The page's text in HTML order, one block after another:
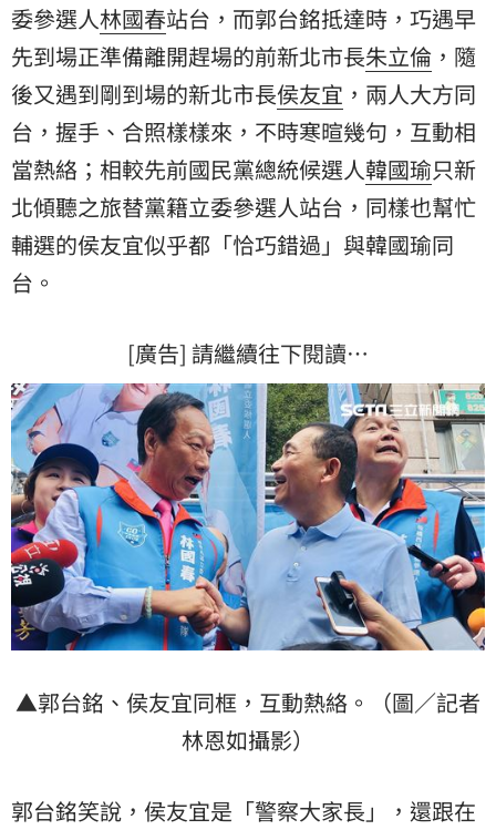
委參選人林國春站台，而郭台銘抵達時，巧遇早
先到場正準備離開趕場的前新北市長朱立倫 ，隨
後又遇到剛到場的新北市長侯友宜 ，兩人大方同
台 ，握手、合照樣樣來，不時寒暄幾句，互動相
當熱絡；相較先前國民黨總統候選人韓國瑜只新
北傾聽之旅替黨籍立委參選人站台，同樣也幫忙
輔選的侯友宜似乎都「恰巧錯過」與韓國瑜同
台。
[廣告] 請繼續往下閱讀…
▲郭台銘、侯友宜同框，互動熱絡。（圖／記者
林恩如攝影）
郭台銘笑說，侯友宜是「警察大家長」，還跟在